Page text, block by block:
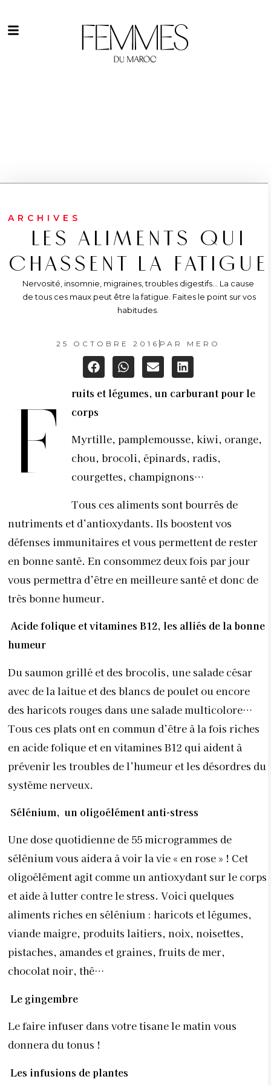
ARCHIVES
LES ALIMENTS QUI
CHASSENT LA FATIGUE
Nervosité, insomnie, migraines, troubles digestifs… La cause
de tous ces maux peut être la fatigue. Faites le point sur vos
habitudes.
25 OCTOBRE 2016 PAR MERO
F
ruits et légumes, un carburant pour le
corps
Myrtille, pamplemousse, kiwi, orange,
chou, brocoli, épinards, radis,
courgettes, champignons…
Tous ces aliments sont bourrés de
nutriments et d’antioxydants. Ils boostent vos
défenses immunitaires et vous permettent de rester
en bonne santé. En consommez deux fois par jour
vous permettra d’être en meilleure santé et donc de
très bonne humeur.
Acide folique et vitamines B12, les alliés de la bonne
humeur
Du saumon grillé et des brocolis, une salade césar
avec de la laitue et des blancs de poulet ou encore
des haricots rouges dans une salade multicolore…
Tous ces plats ont en commun d’être à la fois riches
en acide folique et en vitamines B12 qui aident à
prévenir les troubles de l’humeur et les désordres du
système nerveux.
Sélénium, un oligoélément anti-stress
Une dose quotidienne de 55 microgrammes de
sélénium vous aidera à voir la vie « en rose » ! Cet
oligoélément agit comme un antioxydant sur le corps
et aide à lutter contre le stress. Voici quelques
aliments riches en sélénium : haricots et légumes,
viande maigre, produits laitiers, noix, noisettes,
pistaches, amandes et graines, fruits de mer,
chocolat noir, thé…
Le gingembre
Le faire infuser dans votre tisane le matin vous
donnera du tonus !
Les infusions de plantes